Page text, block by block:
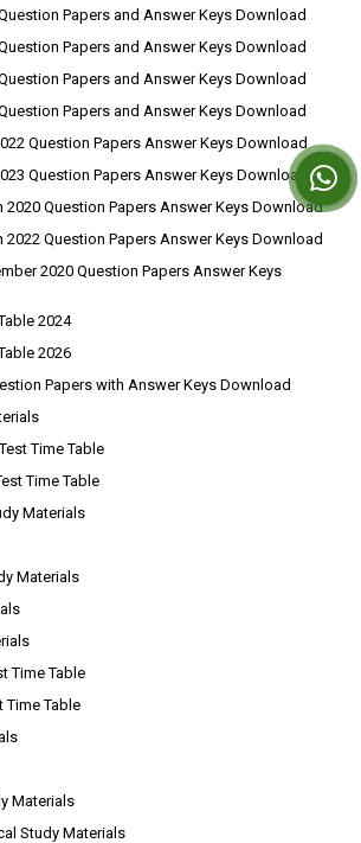
Papers and Answer Keys Download
Papers and Answer Keys Download
Papers and Answer Keys Download
Papers and Answer Keys Download
Question Papers Answer Keys Download
Question Papers Answer Keys Download
2020 Question Papers Answer Keys Download
2022 Question Papers Answer Keys Download
2020 Question Papers Answer Keys
2024
2026
Papers with Answer Keys Download
Time Table
Time Table
Materials
Materials
Time Table
Time Table
Materials
Study Materials